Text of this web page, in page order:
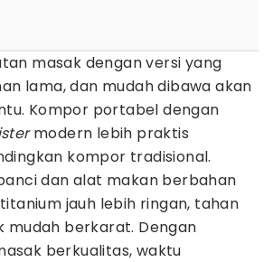
masak dengan versi yang
lama, dan mudah dibawa akan
Kompor portabel dengan
modern lebih praktis
kompor tradisional.
dan alat makan berbahan
jauh lebih ringan, tahan
mudah berkarat. Dengan
berkualitas, waktu